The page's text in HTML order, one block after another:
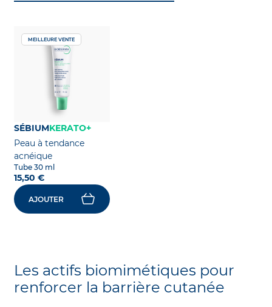
MEILLEURE VENTE
SÉBIUMKERATO+
Peau à tendance
acnéique
Tube 30 ml
15,50 €
AJOUTER
Les actifs biomimétiques pour
renforcer la barrière cutanée